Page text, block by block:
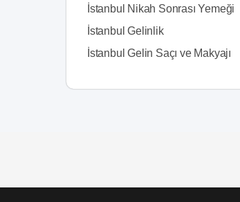
İstanbul Nikah Sonrası Yemeği
İstanbul Gelinlik
İstanbul Gelin Saçı ve Makyajı